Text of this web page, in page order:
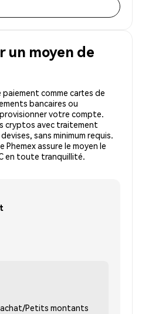
un moyen de
comme cartes de
bancaires ou
votre compte.
cryptos avec traitement
sans minimum requis.
assure le moyen le
en toute tranquillité.
achat/Petits montants